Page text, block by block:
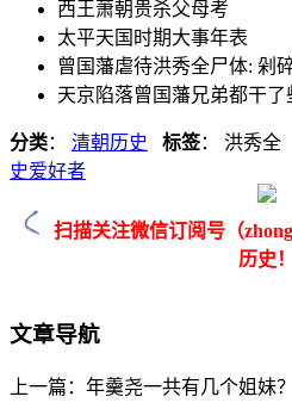
西王萧朝贵杀父母考
太平天国时期大事年表
曾国藩虐待洪秀全尸体: 剁
天京陷落曾国藩兄弟都干了
分类： 清朝历史 标签： 洪秀
史爱好者
扫描关注微信订阅号（
历史！
文章导航
上一篇：年羹尧一共有几个姐妹